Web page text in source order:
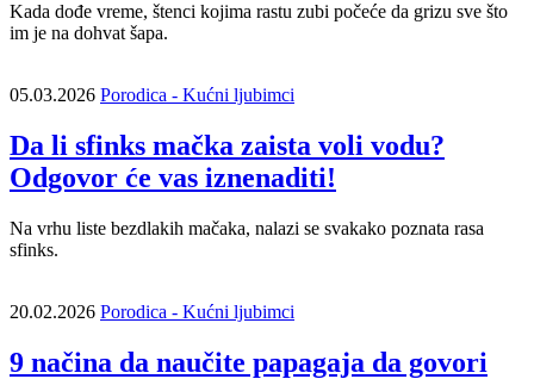
Kada dođe vreme, štenci kojima rastu zubi počeće da grizu sve što
im je na dohvat šapa.
05.03.2026 Porodica - Kućni ljubimci
Da li sfinks mačka zaista voli vodu?
Odgovor će vas iznenaditi!
Na vrhu liste bezdlakih mačaka, nalazi se svakako poznata rasa
sfinks.
20.02.2026 Porodica - Kućni ljubimci
9 načina da naučite papagaja da govori